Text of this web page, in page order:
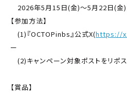
2026年5月15日(金)～5月22日(金
【参加方法】
(1)『OCTOPinbs』公式X(https://
ー
(2)キャンペーン対象ポストをリポス
【賞品】